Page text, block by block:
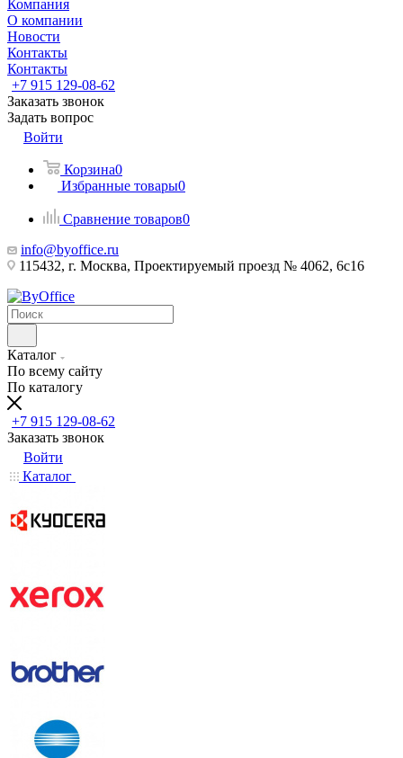
Компания
О компании
Новости
Контакты
Контакты
+7 915 129-08-62
Заказать звонок
Задать вопрос
Войти
Корзина0
Избранные товары0
Сравнение товаров0
info@byoffice.ru
115432, г. Москва, Проектируемый проезд № 4062, 6с16
Каталог
По всему сайту
По каталогу
+7 915 129-08-62
Заказать звонок
Войти
Каталог